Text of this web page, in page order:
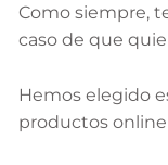
Como siempre,
caso de que
Hemos elegido
productos